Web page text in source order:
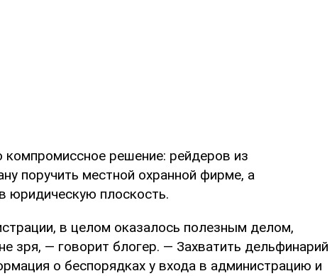
решение: рейдеров из
поручить местной охранной фирме, а
юридическую плоскость.
в целом оказалось полезным делом,
зря, — говорит блогер. — Захватить дельфинарий
о беспорядках у входа в администрацию и